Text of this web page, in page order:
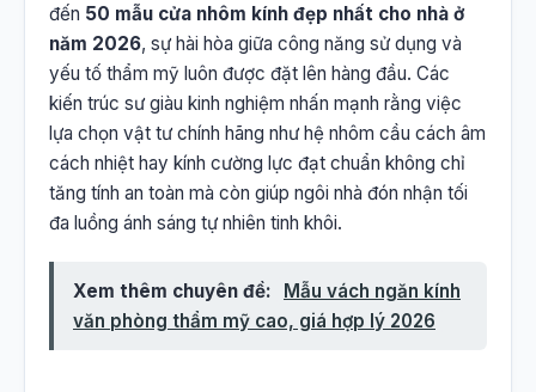
đến 50 mẫu cửa nhôm kính đẹp nhất cho nhà ở
năm 2026, sự hài hòa giữa công năng sử dụng và
yếu tố thẩm mỹ luôn được đặt lên hàng đầu. Các
kiến trúc sư giàu kinh nghiệm nhấn mạnh rằng việc
lựa chọn vật tư chính hãng như hệ nhôm cầu cách âm
cách nhiệt hay kính cường lực đạt chuẩn không chỉ
tăng tính an toàn mà còn giúp ngôi nhà đón nhận tối
đa luồng ánh sáng tự nhiên tinh khôi.
Xem thêm chuyên đề:
Mẫu vách ngăn kính
văn phòng thẩm mỹ cao, giá hợp lý 2026